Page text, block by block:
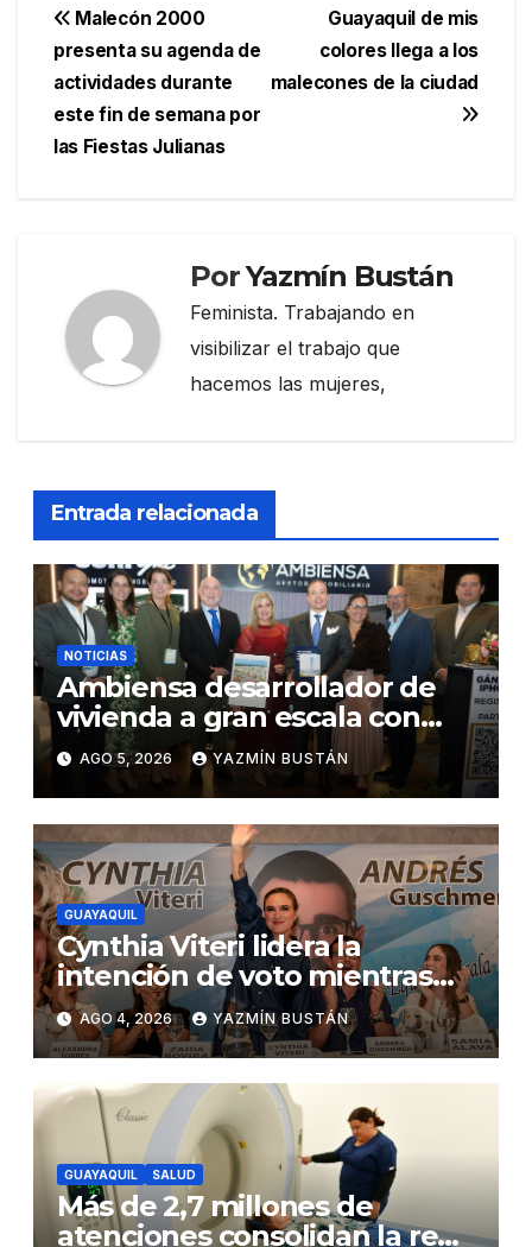
Navegación
de
entradas
Guayaquil de mis
colores llega a los
malecones de la ciudad
Malecón 2000
presenta su agenda de
actividades durante
este fin de semana por
las Fiestas Julianas
PorYazmín Bustán
Feminista. Trabajando en
visibilizar el trabajo que
hacemos las mujeres,
Entrada relacionada
NOTICIAS
Ambiensa desarrollador de
vivienda a gran escala con
estándares internacionales
de sostenibilidad
AGO 5, 2026 YAZMÍN BUSTÁN
GUAYAQUIL
Cynthia Viteri lidera la
intención de voto mientras
Andrés Guschmer muestra
un destacado crecimiento,
según AtlasIntel
AGO 4, 2026 YAZMÍN BUSTÁN
GUAYAQUIL SALUD
Más de 2,7 millones de
atenciones consolidan la red